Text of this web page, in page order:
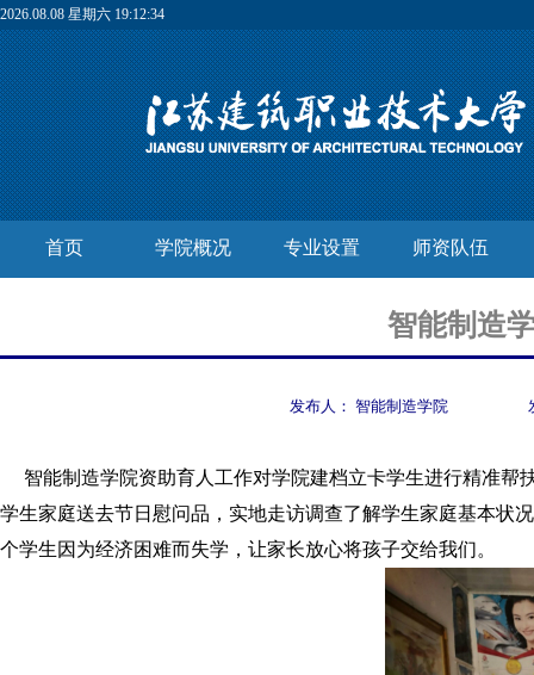
2026.08.08 星期六 19:12:34
首页 学院概况 专业设置 师资队伍
智能制造
发布人： 智能制造学院
智能制造学院资助育人工作对学院建档立卡学生进行精准帮
学生家庭送去节日慰问品，实地走访调查了解学生家庭基本状
个学生因为经济困难而失学，让家长放心将孩子交给我们。